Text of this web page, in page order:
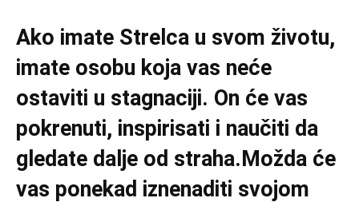
Ako imate Strelca u svom životu,
imate osobu koja vas neće
ostaviti u stagnaciji. On će vas
pokrenuti, inspirisati i naučiti da
gledate dalje od straha.Možda će
vas ponekad iznenaditi svojom